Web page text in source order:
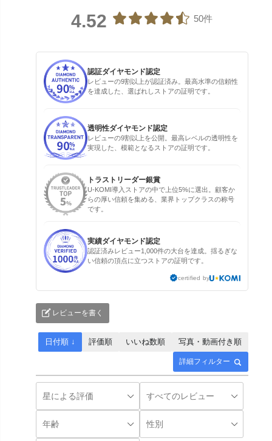
4.52 50件
認証ダイヤモンド認定
レビューの9割以上が認証済み。最高水準の信頼性
を達成した、選ばれしストアの証明です。
透明性ダイヤモンド認定
レビューの9割以上を公開。最高レベルの透明性を
実現した、模範となるストアの証明です。
トラストリーダー銀賞
U-KOMI導入ストアの中で上位5%に選出。顧客か
らの厚い信頼を集める、業界トップクラスの称号
です。
実績ダイヤモンド認定
認証済みレビュー1,000件の大台を達成。揺るぎな
い信頼の頂点に立つストアの証明です。
certified by
レビューを書く
詳細フィルター
日付順 ↓ 評価順 いいね数順 写真・動画付き順